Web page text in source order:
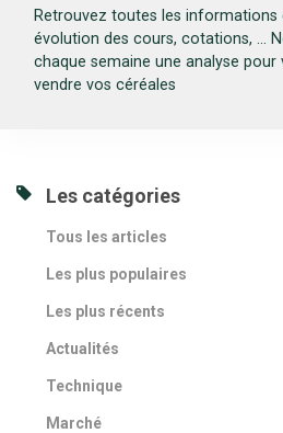
Retrouvez toutes les informations
évolution des cours, cotations, ...
chaque semaine une analyse pour
vendre vos céréales
Les catégories
Tous les articles
Les plus populaires
Les plus récents
Actualités
Technique
Marché